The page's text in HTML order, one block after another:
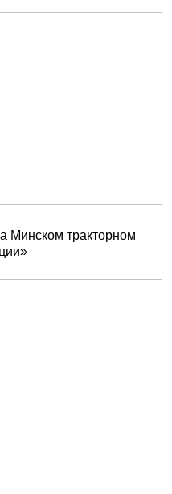
Минском тракторном